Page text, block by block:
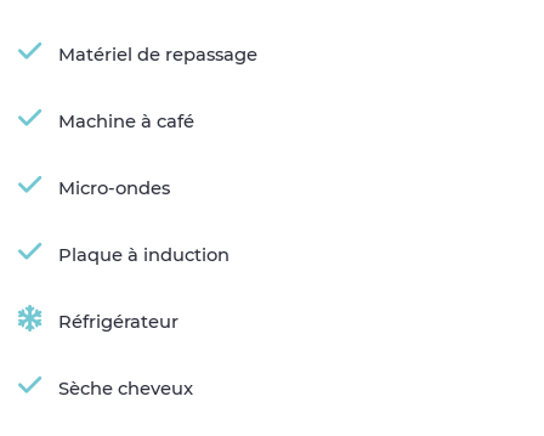
Matériel de repassage
Machine à café
Micro-ondes
Plaque à induction
Réfrigérateur
Sèche cheveux